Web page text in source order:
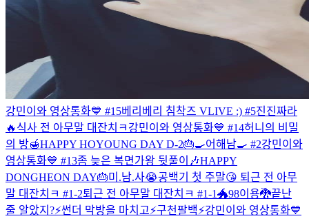
강민이와 영상통화💙 #15베리베리 침착즈 VLIVE :) #5진진짜라
🔥 식사 전 아무말 대잔치ㅋ 강민이와 영상통화💙 #14허니의 비밀
의 방🍯HAPPY HOYOUNG DAY D-2🎂🍳어해남🍳 #2강민이와
영상통화💙 #13좀 늦은 복면가왕 뒷풀이🎶HAPPY
DONGHEON DAY🎂미.남.사😭공백기 첫 주말😘 퇴근 전 아무
말 대잔치ㅋ #1-2퇴근 전 아무말 대잔치ㅋ #1-1🐲98이용🐉끝난
줄 알았지?⚡️썬더 막방을 마치고⚡️구천팔백⚡️강민이와 영상통화💙